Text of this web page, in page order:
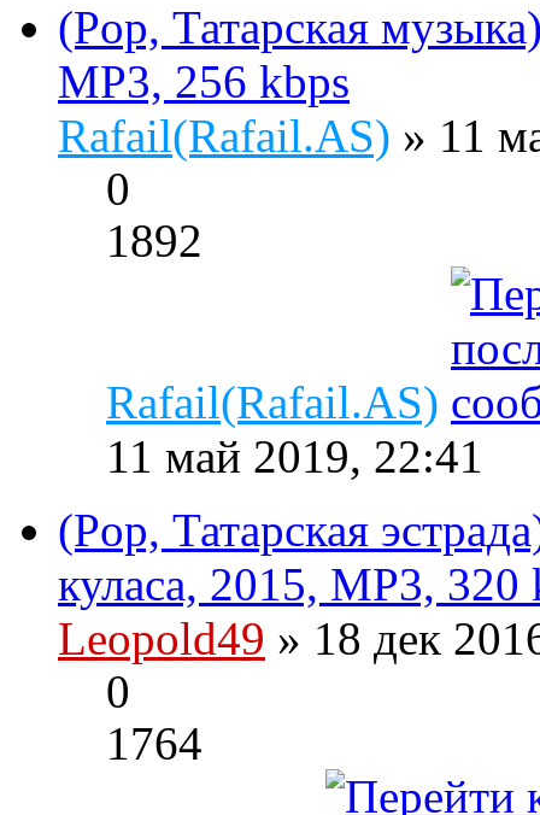
(Pop, Татарская
MP3, 256 kbps
Rafail(Rafail.AS) » 11
0
1892
Rafail(Rafail.AS)
11 май 2019, 22:41
(Pop, Татарская
куласа, 2015, MP3, 320
Leopold49 » 18 дек
0
1764